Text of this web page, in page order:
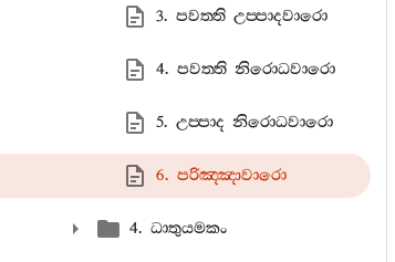
3. පවත‍්ති උප‍්පාදවාරො
4. පවත‍්ති නිරොධවාරො
5. උප‍්පාද නිරොධවාරො
6. පරිඤ‍්ඤාවාරො
4. ධාතුයමකං